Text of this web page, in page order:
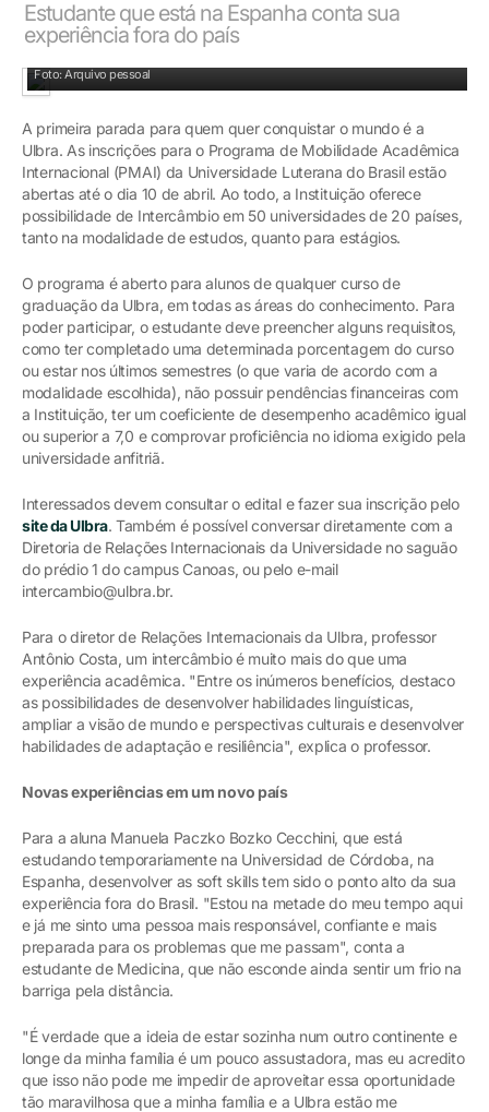
Estudante que está na Espanha conta sua
experiência fora do país
Foto: Arquivo pessoal
A primeira parada para quem quer conquistar o mundo é a
Ulbra. As inscrições para o Programa de Mobilidade Acadêmica
Internacional (PMAI) da Universidade Luterana do Brasil estão
abertas até o dia 10 de abril. Ao todo, a Instituição oferece
possibilidade de Intercâmbio em 50 universidades de 20 países,
tanto na modalidade de estudos, quanto para estágios.
O programa é aberto para alunos de qualquer curso de
graduação da Ulbra, em todas as áreas do conhecimento. Para
poder participar, o estudante deve preencher alguns requisitos,
como ter completado uma determinada porcentagem do curso
ou estar nos últimos semestres (o que varia de acordo com a
modalidade escolhida), não possuir pendências financeiras com
a Instituição, ter um coeficiente de desempenho acadêmico igual
ou superior a 7,0 e comprovar proficiência no idioma exigido pela
universidade anfitriã.
Interessados devem consultar o edital e fazer sua inscrição pelo
site da Ulbra. Também é possível conversar diretamente com a
Diretoria de Relações Internacionais da Universidade no saguão
do prédio 1 do campus Canoas, ou pelo e-mail
intercambio@ulbra.br.
Para o diretor de Relações Internacionais da Ulbra, professor
Antônio Costa, um intercâmbio é muito mais do que uma
experiência acadêmica. "Entre os inúmeros benefícios, destaco
as possibilidades de desenvolver habilidades linguísticas,
ampliar a visão de mundo e perspectivas culturais e desenvolver
habilidades de adaptação e resiliência", explica o professor.
Novas experiências em um novo país
Para a aluna Manuela Paczko Bozko Cecchini, que está
estudando temporariamente na Universidad de Córdoba, na
Espanha, desenvolver as soft skills tem sido o ponto alto da sua
experiência fora do Brasil. "Estou na metade do meu tempo aqui
e já me sinto uma pessoa mais responsável, confiante e mais
preparada para os problemas que me passam", conta a
estudante de Medicina, que não esconde ainda sentir um frio na
barriga pela distância.
"É verdade que a ideia de estar sozinha num outro continente e
longe da minha família é um pouco assustadora, mas eu acredito
que isso não pode me impedir de aproveitar essa oportunidade
tão maravilhosa que a minha família e a Ulbra estão me